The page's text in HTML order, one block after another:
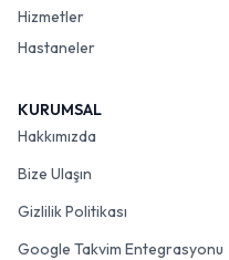
Hizmetler
Hastaneler
KURUMSAL
Hakkımızda
Bize Ulaşın
Gizlilik Politikası
Google Takvim Entegrasyonu